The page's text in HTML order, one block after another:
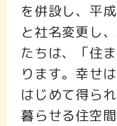
を併設し、平
と社名変更し
たちは、「住
ります。幸せ
はじめて得ら
暮らせる住空